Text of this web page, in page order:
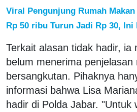
Viral Pengunjung Rumah
Rp 50 ribu Turun Jadi Rp 30, Ini
Terkait alasan tidak hadir, ia
belum menerima penjelasan
bersangkutan. Pihaknya
informasi bahwa Lisa
hadir di Polda Jabar. "Untuk